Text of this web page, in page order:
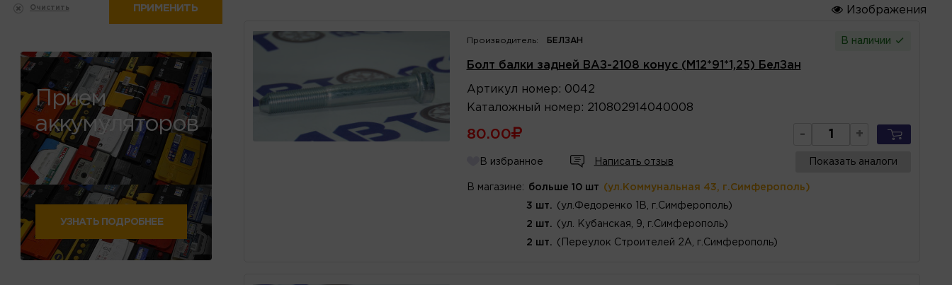
Очистить ПРИМЕНИТЬ
Прием
аккумуляторов
УЗНАТЬ ПОДРОБНЕЕ
Изображения
Производитель: БЕЛЗАН В наличии
Болт балки задней ВАЗ-2108 конус (М12*91*1,25) БелЗан
Артикул номер : 0042
Каталожный номер : 210802914040008
80.00 - +
В избранное Написать отзыв Показать аналоги
В магазине: больше 10 шт (ул.Коммунальная 43, г.Симферополь)
3 шт. (ул.Федоренко 1В, г.Симферополь)
2 шт. (ул. Кубанская, 9, г.Симферополь)
2 шт. (Переулок Строителей 2А, г.Симферополь)